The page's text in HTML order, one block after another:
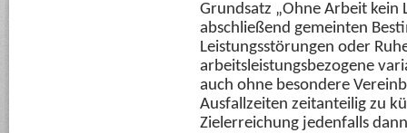
Grundsatz „Ohne Arbeit kein
abschließend gemeinten
Leistungsstörungen oder
arbeitsleistungsbezogene
auch ohne besondere
Ausfallzeiten zeitanteilig zu
Zielerreichung jedenfalls